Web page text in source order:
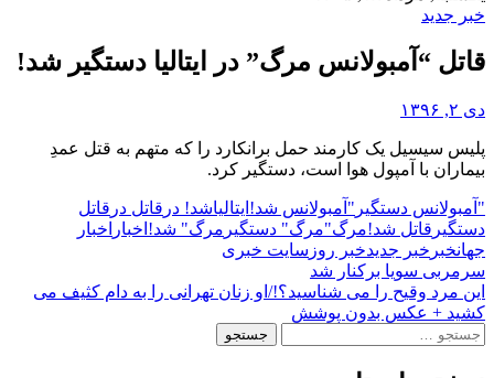
خبر جدید
قاتل “آمبولانس مرگ” در ایتالیا دستگیر شد!
دی ۲, ۱۳۹۶
پلیس سیسیل یک کارمند حمل برانکارد را که متهم به قتل عمدِ
بیماران با آمپول هوا است، دستگیر کرد.
"آمبولانس دستگیر "آمبولانس شد! ایتالیاشد! در قاتل در قاتل
دستگیر قاتل شد!مرگ"مرگ" دستگیر مرگ" شد! اخبار اخبار
جهانخبر خبر جدیدخبر روز سایت خبری
راهبری
نوشته‌ها
سرمربی سویا برکنار شد
این مرد وقیح را می شناسید؟!/او زنان تهرانی را به دام کثیف می
کشید + عکس بدون پوشش
جستجو